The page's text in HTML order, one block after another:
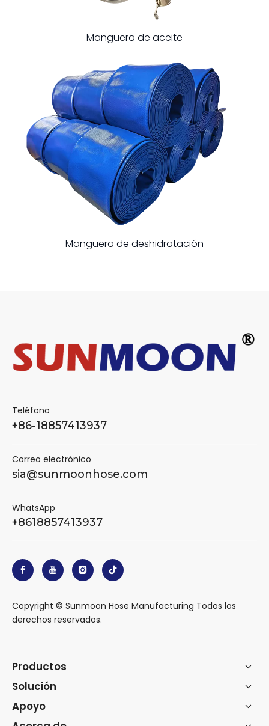
Manguera de aceite
Manguera de deshidratación
Teléfono
+86-18857413937
Correo electrónico
sia@sunmoonhose.com
WhatsApp
+8618857413937
​Copyright © Sunmoon Hose Manufacturing Todos los
derechos reservados.
Productos
Solución
Apoyo